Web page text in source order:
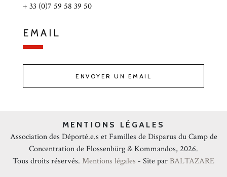
+ 33 (0)7 59 58 39 50
EMAIL
ENVOYER UN EMAIL
MENTIONS LÉGALES
Association des Déporté.e.s et Familles de Disparus du Camp de
Concentration de Flossenbürg & Kommandos, 2026.
Tous droits réservés. Mentions légales - Site par BALTAZARE